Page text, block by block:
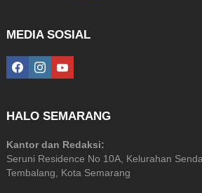
MEDIA SOSIAL
facebookinstagramyoutube
HALO SEMARANG
Kantor dan Redaksi:
Seruni Residence No 10A, Kelurahan
Tembalang, Kota Semarang